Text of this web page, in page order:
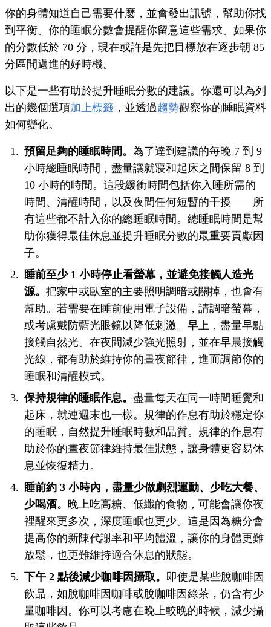
你的身體知道自己需要什麼，並會發出訊號，幫助你找
到平衡。你的睡眠分數會提醒你留意這些需求。如果你
的分數低於 70 分，現在或許是先把目標放在逐步朝 85
分區間邁進的好時機。
以下是一些有助於提升睡眠分數的建議。你還可以為列
出的幾個選項加上標籤 ，並透過趨勢觀察你的睡眠資料
如何變化。
預留足夠的睡眠時間。 為了達到建議的每晚 7 到 9
小時總睡眠時間，盡量讓就寢和起床之間保留 8 到
10 小時的時間。這段緩衝時間包括你入睡所需的
時間、清醒時間，以及夜間任何短暫的干擾——所
有這些都不計入你的總睡眠時間。總睡眠時間是幫
助你獲得最佳休息並提升睡眠分數的最重要貢獻因
子。
睡前至少 1 小時停止看螢幕，並避免接觸人造光
源。 把家中或臥室的主要照明調暗或關掉，也會有
幫助。若需要在睡前使用電子設備，請調暗螢幕，
或考慮戴防藍光眼鏡以降低刺激。早上，盡量早點
接觸自然光。在夜間減少強光照射，並在早晨接觸
光線，都有助於維持你的晝夜節律，進而調節你的
睡眠和清醒模式。
保持規律的睡眠作息。 盡量每天在同一時間睡覺和
起床，就連週末也一樣。規律的作息有助於穩定你
的睡眠，自然提升睡眠時數和品質。規律的作息有
助於你的晝夜節律維持最佳狀態，讓身體更容易休
息並恢復精力。
睡前約 3 小時內，盡量少做劇烈運動、少吃大餐、
少喝酒。 晚上吃高糖、低纖的食物，可能會讓你夜
裡醒來更多次，深度睡眠也更少。這是因為糖分會
提高你的新陳代謝率和平均體溫，讓你的身體更難
放鬆，也更難維持適合休息的狀態。
下午 2 點後減少咖啡因攝取。 即使是某些脫咖啡因
飲品，如脫咖啡因咖啡或脫咖啡因綠茶，仍含有少
量咖啡因。你可以考慮在晚上較晚的時候，減少攝